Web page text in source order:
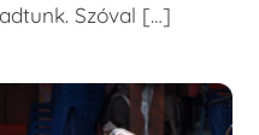
Szóval […]